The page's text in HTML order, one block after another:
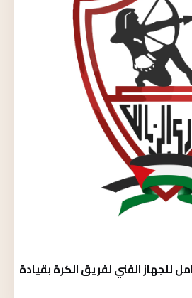
للجهاز الفني لفريق الكرة بقيادة